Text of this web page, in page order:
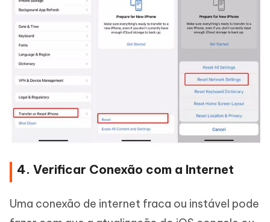
4. Verificar Conexão com a Internet
Uma conexão de internet fraca ou instável pode